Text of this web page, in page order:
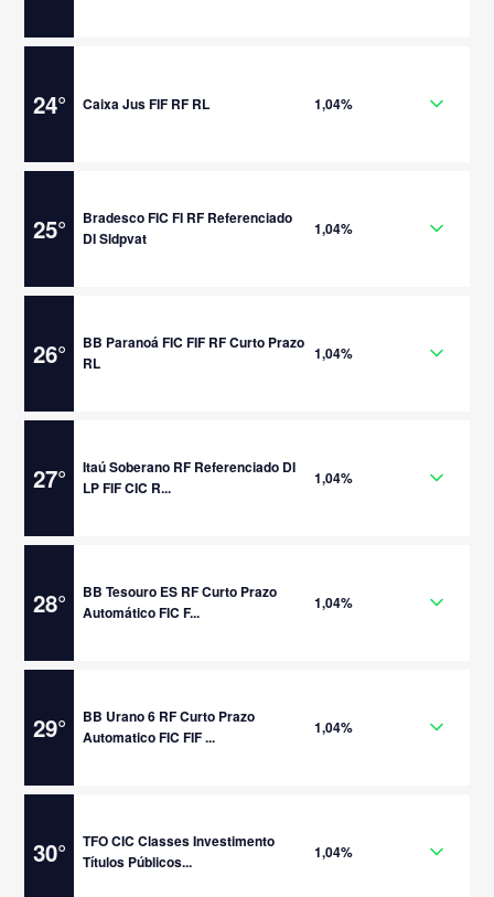
24° Caixa Jus FIF RF RL 1,04%
25°
Bradesco FIC FI RF Referenciado
DI Sldpvat
1,04%
26°
BB Paranoá FIC FIF RF Curto Prazo
RL
1,04%
27°
Itaú Soberano RF Referenciado DI
LP FIF CIC R...
1,04%
28°
BB Tesouro ES RF Curto Prazo
Automático FIC F...
1,04%
29°
BB Urano 6 RF Curto Prazo
Automatico FIC FIF ...
1,04%
30°
TFO CIC Classes Investimento
Títulos Públicos...
1,04%